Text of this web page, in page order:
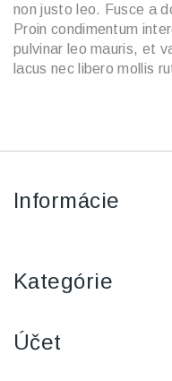
non justo leo. Fusce a
Proin condimentum
pulvinar leo mauris, et
lacus nec libero mollis
Informácie
Kategórie
Účet